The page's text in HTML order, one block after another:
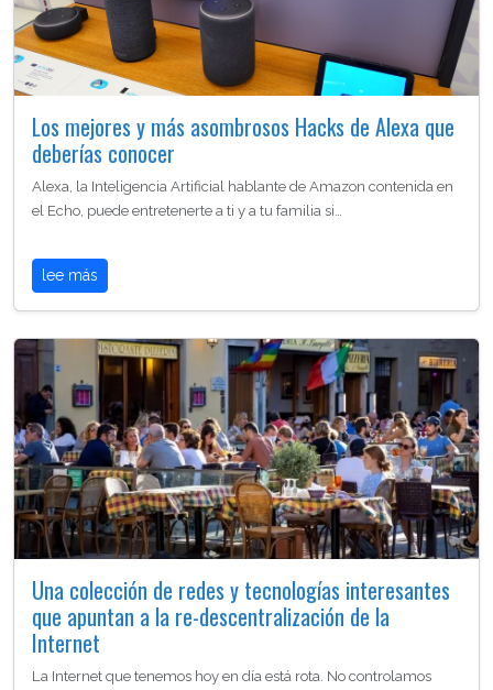
Los mejores y más asombrosos Hacks de Alexa que
deberías conocer
Alexa, la Inteligencia Artificial hablante de Amazon contenida en
el Echo, puede entretenerte a ti y a tu familia si…
lee más
Una colección de redes y tecnologías interesantes
que apuntan a la re-descentralización de la
Internet
La Internet que tenemos hoy en día está rota. No controlamos